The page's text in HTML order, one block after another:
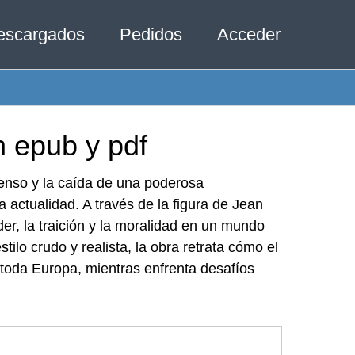
Pedidos Acceder
epub y pdf
y la caída de una poderosa
actualidad. A través de la figura de Jean
la traición y la moralidad en un mundo
crudo y realista, la obra retrata cómo el
Europa, mientras enfrenta desafíos